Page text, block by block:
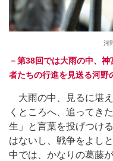
河
－第38回では大雨の中、
者たちの行進を見送る河野
大雨の中、見るに堪
くところへ、追ってき
生」と言葉を投げつけ
はないし、戦争をよし
中では、かなりの葛藤